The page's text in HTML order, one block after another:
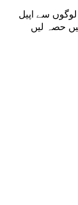
سے اپیل
حصہ لیں